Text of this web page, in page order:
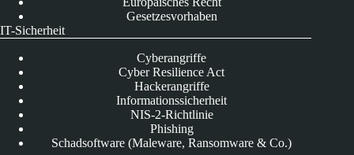
Gesetzesvorhaben
IT-Sicherheit
Cyberangriffe
Cyber Resilience Act
Hackerangriffe
Informationssicherheit
NIS-2-Richtlinie
Phishing
Schadsoftware (Maleware, Ransomware & Co.)